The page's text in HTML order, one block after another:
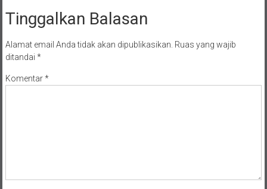
Tinggalkan Balasan
Alamat email Anda tidak akan dipublikasikan. Ruas yang wajib
ditandai *
Komentar*